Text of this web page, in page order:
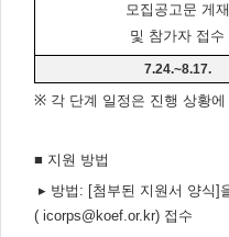
모집공고문 게재
및 참가자 접수
7.24.~8.17.
※ 각 단계 일정은 진행 상황
■ 지원 방법
▸ 방법 : [첨부된 지원서 양식]
( icorps@koef.or.kr) 접수